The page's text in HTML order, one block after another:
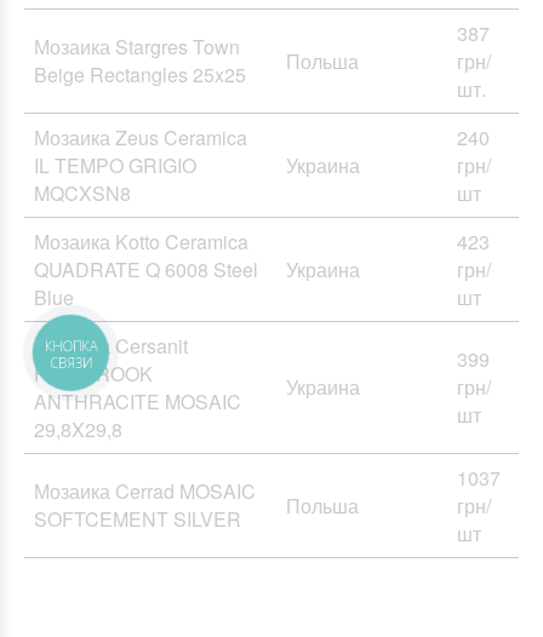
Мозаика Stargres Town
Beige Rectangles 25x25
Польша
387
грн/
шт.
Мозаика Zeus Ceramica
IL TEMPO GRIGIO
MQCXSN8
Украина
240
грн/
шт
Мозаика Kotto Ceramica
QUADRATE Q 6008 Steel
Blue
Украина
423
грн/
шт
Мозаика Cersanit
HIGHBROOK
ANTHRACITE MOSAIC
29,8X29,8
Украина
399
грн/
шт
Мозаика Cerrad MOSAIC
SOFTCEMENT SILVER
Польша
1037
грн/
шт
КНОПКА
СВЯЗИ